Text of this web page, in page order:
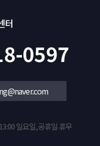
터
0597
일요일,공휴일 휴무